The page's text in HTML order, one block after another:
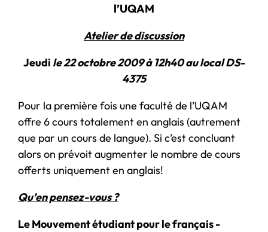
l’UQAM
Atelier de discussion
Jeudi le 22 octobre 2009 à 12h40 au local DS-
4375
Pour la première fois une faculté de l’UQAM
offre 6 cours totalement en anglais (autrement
que par un cours de langue). Si c’est concluant
alors on prévoit augmenter le nombre de cours
offerts uniquement en anglais!
Qu’en pensez-vous ?
Le Mouvement étudiant pour le français -